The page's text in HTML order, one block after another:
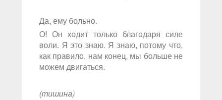
Да, ему больно.
О! Он ходит только благодаря силе
воли. Я это знаю. Я знаю, потому что,
как правило, нам конец, мы больше не
можем двигаться.
(тишина)